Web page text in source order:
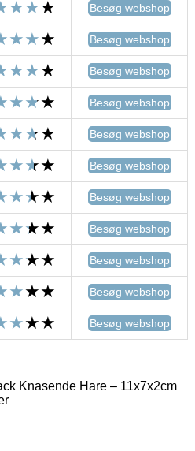
Besøg webshop
Besøg webshop
Besøg webshop
Besøg webshop
Besøg webshop
Besøg webshop
Besøg webshop
Besøg webshop
Besøg webshop
Besøg webshop
Besøg webshop
Knasende Hare – 11x7x2cm